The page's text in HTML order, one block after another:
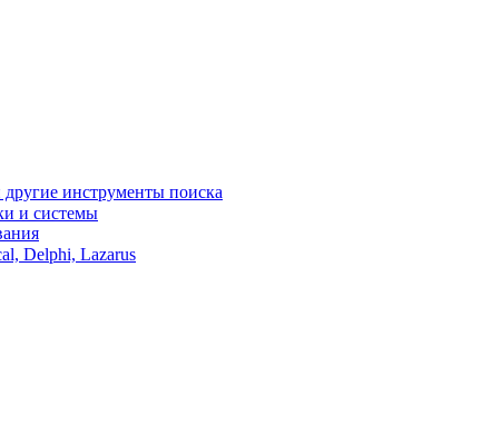
инструменты поиска
и системы
Delphi, Lazarus